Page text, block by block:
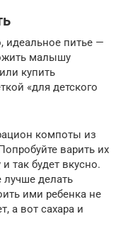
идеальное питье —
малышу
купить
«для детского
компоты из
варить их
так будет вкусно.
делать
ими ребенка не
а вот сахара и